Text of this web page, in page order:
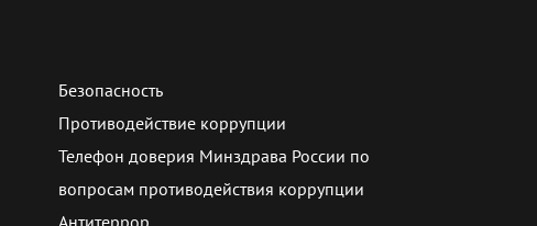
Безопасность
Противодействие коррупции
Телефон доверия Минздрава России по
вопросам противодействия коррупции
Антитеррор